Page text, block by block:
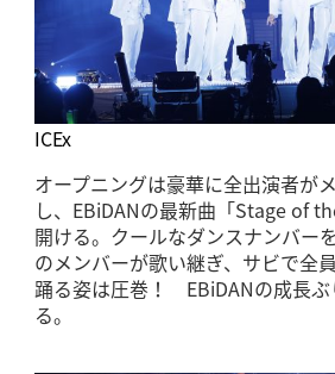
ICEx
オープニングは豪華に全出演者が
し、EBiDANの最新曲「Stage of
開ける。クールなダンスナンバー
のメンバーが歌い継ぎ、サビで全
踊る姿は圧巻！ EBiDANの成長
る。